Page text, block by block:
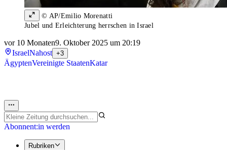
© AP/Emilio Morenatti
Jubel und Erleichterung herrschen in Israel
vor 10 Monaten9. Oktober 2025 um 20:19
IsraelNahost +3
ÄgyptenVereinigte StaatenKatar
Abonnent:in werden
Rubriken